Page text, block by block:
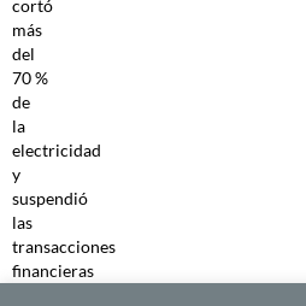
cortó
más
del
70 %
de
la
electricidad
y
suspendió
las
transacciones
financieras